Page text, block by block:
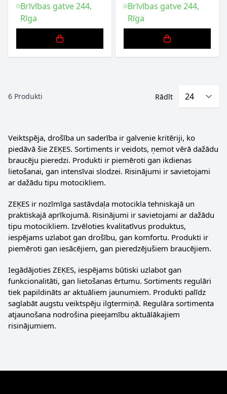
Brīvības gatve 244,
Rīga
Brīvības gatve 244,
Rīga
6 Produkti Rādīt
Veiktspēja, drošība un saderība ir galvenie kritēriji, ko
piedāvā šie ZEĶES. Sortiments ir veidots, ņemot vērā dažādu
braucēju pieredzi. Produkti ir piemēroti gan ikdienas
lietošanai, gan intensīvai slodzei. Risinājumi ir savietojami
ar dažādu tipu motocikliem.
ZEĶES ir nozīmīga sastāvdaļa motocikla tehniskajā un
praktiskajā aprīkojumā. Risinājumi ir savietojami ar dažādu
tipu motocikliem. Izvēloties kvalitatīvus produktus,
iespējams uzlabot gan drošību, gan komfortu. Produkti ir
piemēroti gan iesācējiem, gan pieredzējušiem braucējiem.
Iegādājoties ZEĶES, iespējams būtiski uzlabot gan
funkcionalitāti, gan lietošanas ērtumu. Sortiments regulāri
tiek papildināts ar aktuāliem jaunumiem. Produkti palīdz
saglabāt augstu veiktspēju ilgtermiņā. Regulāra sortimenta
atjaunošana nodrošina pieejamību aktuālākajiem
risinājumiem.